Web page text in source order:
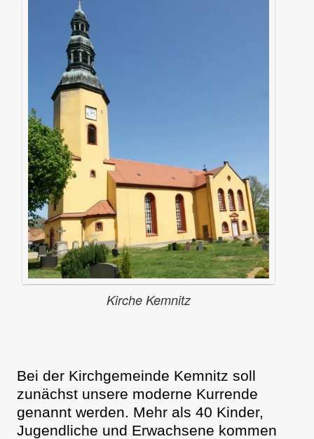
Kirche Kemnitz
Bei der Kirchgemeinde Kemnitz soll
zunächst unsere moderne Kurrende
genannt werden. Mehr als 40 Kinder,
Jugendliche und Erwachsene kommen